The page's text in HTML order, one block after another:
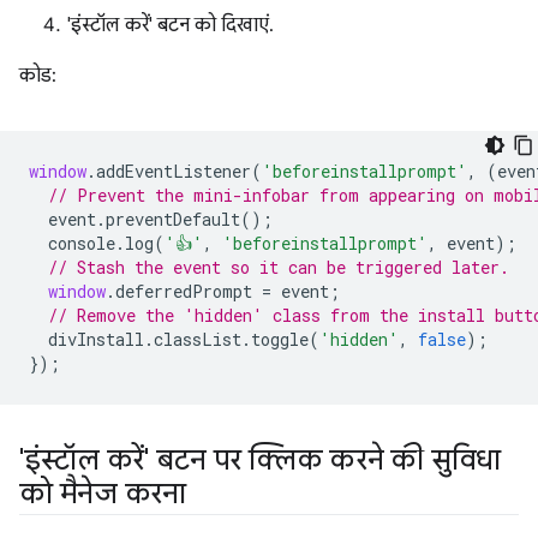
'इंस्टॉल करें' बटन को दिखाएं.
कोड:
window.addEventListener( 'beforeinstallprompt' , (
// Prevent the mini-infobar from appearing on
event.preventDefault();
console. log( '👍' , 'beforeinstallprompt' , event);
// Stash the event so it can be triggered later.
window.deferredPrompt = event ;
// Remove the 'hidden' class from the install
divInstall .classList. toggle( 'hidden' , false);
});
'इंस्टॉल करें' बटन पर क्लिक करने की सुविधा
को मैनेज करना